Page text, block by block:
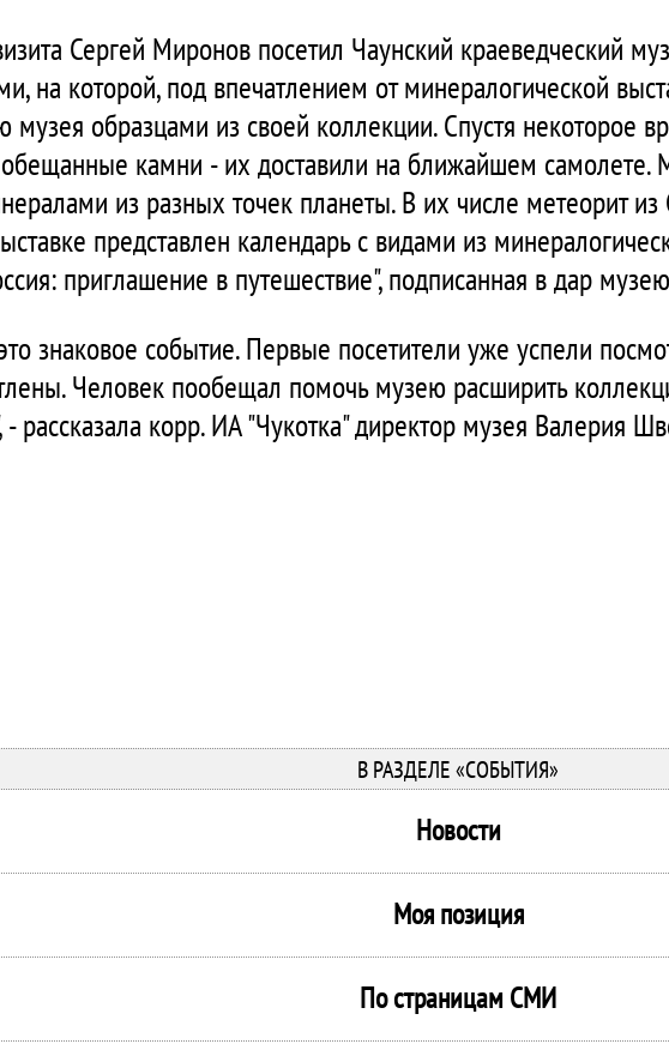
Сергей Миронов посетил Чаунский краеведческий
на которой, под впечатлением от минералогической
музея образцами из своей коллекции. Спустя некоторое
камни - их доставили на ближайшем самолете.
из разных точек планеты. В их числе метеорит из
представлен календарь с видами из
приглашение в путешествие", подписанная в дар
знаковое событие. Первые посетители уже успели
Человек пообещал помочь музею расширить
рассказала корр. ИА "Чукотка" директор музея Валерия
В РАЗДЕЛЕ «СОБЫТИЯ»
Новости
Моя позиция
По страницам СМИ